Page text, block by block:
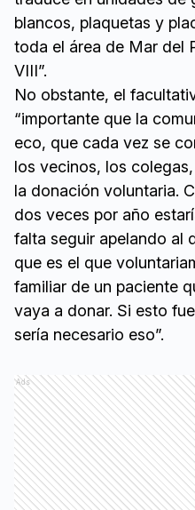
blancos, plaquetas y
toda el área de Mar del
VIII”.
No obstante, el
“importante que la
eco, que cada vez se
los vecinos, los
la donación voluntaria.
dos veces por año
falta seguir apelando al
que es el que
familiar de un paciente
vaya a donar. Si esto
sería necesario eso”.
Ads